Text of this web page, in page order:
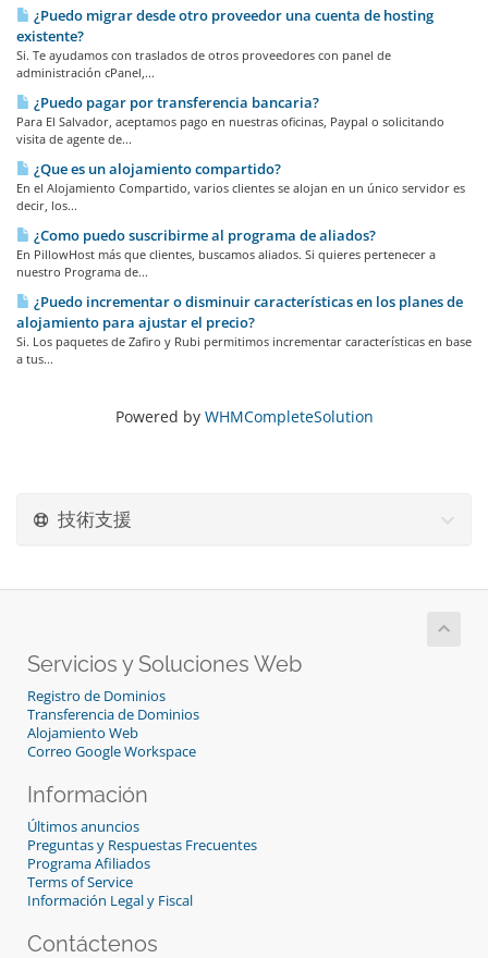
¿Puedo migrar desde otro proveedor una cuenta de hosting
existente?
Si. Te ayudamos con traslados de otros proveedores con panel de
administración cPanel,...
¿Puedo pagar por transferencia bancaria?
Para El Salvador, aceptamos pago en nuestras oficinas, Paypal o solicitando
visita de agente de...
¿Que es un alojamiento compartido?
En el Alojamiento Compartido, varios clientes se alojan en un único servidor es
decir, los...
¿Como puedo suscribirme al programa de aliados?
En PillowHost más que clientes, buscamos aliados. Si quieres pertenecer a
nuestro Programa de...
¿Puedo incrementar o disminuir características en los planes de
alojamiento para ajustar el precio?
Si. Los paquetes de Zafiro y Rubi permitimos incrementar características en base
a tus...
Powered by WHMCompleteSolution
技術支援
Servicios y Soluciones Web
Registro de Dominios
Transferencia de Dominios
Alojamiento Web
Correo Google Workspace
Información
Últimos anuncios
Preguntas y Respuestas Frecuentes
Programa Afiliados
Terms of Service
Información Legal y Fiscal
Contáctenos